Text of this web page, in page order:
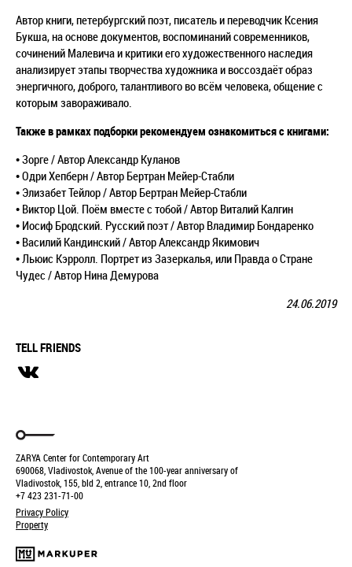
Автор книги, петербургский поэт, писатель и переводчик Ксения
Букша, на основе документов, воспоминаний современников,
сочинений Малевича и критики его художественного наследия
анализирует этапы творчества художника и воссоздаёт образ
энергичного, доброго, талантливого во всём человека, общение с
которым завораживало.
Также в рамках подборки рекомендуем ознакомиться с книгами:
• Зорге / Автор Александр Куланов
• Одри Хепберн / Автор Бертран Мейер-Стабли
• Элизабет Тейлор / Автор Бертран Мейер-Стабли
• Виктор Цой. Поём вместе с тобой / Автор Виталий Калгин
• Иосиф Бродский. Русский поэт / Автор Владимир Бондаренко
• Василий Кандинский / Автор Александр Якимович
• Льюис Кэрролл. Портрет из Зазеркалья, или Правда о Стране
Чудес / Автор Нина Демурова
24.06.2019
TELL FRIENDS
ZARYA Center for Contemporary Art
690068, Vladivostok, Avenue of the 100-year anniversary of
Vladivostok, 155, bld 2, entrance 10, 2nd floor
+7 423 231-71-00
Privacy Policy
Property